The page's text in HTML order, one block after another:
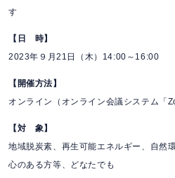
す
【日 時】
2023年９月21日（木）14:00～16:00
【開催方法】
オンライン（オンライン会議システム「
【対 象】
地域脱炭素、再生可能エネルギー、自然
心のある方等、どなたでも